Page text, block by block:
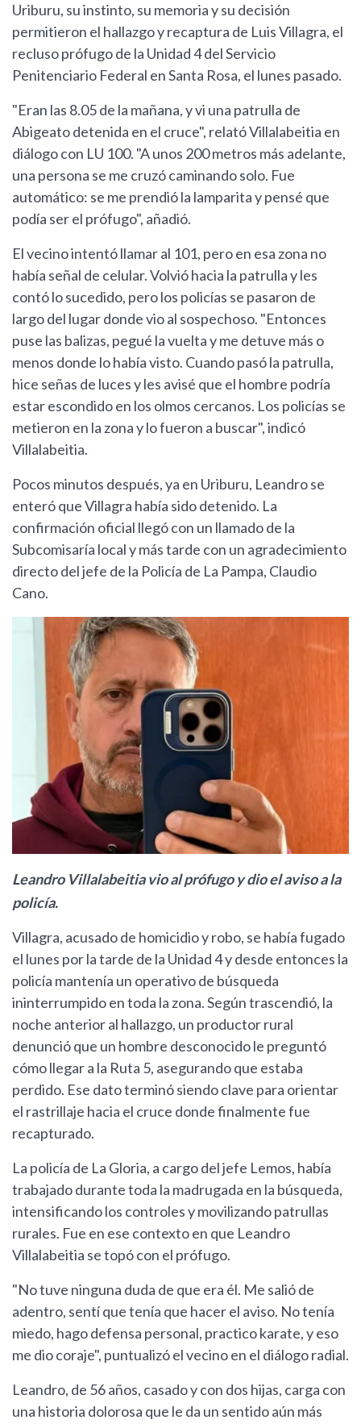
Uriburu, su instinto, su memoria y su decisión
permitieron el hallazgo y recaptura de Luis Villagra, el
recluso prófugo de la Unidad 4 del Servicio
Penitenciario Federal en Santa Rosa, el lunes pasado.
"Eran las 8.05 de la mañana, y vi una patrulla de
Abigeato detenida en el cruce", relató Villalabeitia en
diálogo con LU 100. "A unos 200 metros más adelante,
una persona se me cruzó caminando solo. Fue
automático: se me prendió la lamparita y pensé que
podía ser el prófugo", añadió.
El vecino intentó llamar al 101, pero en esa zona no
había señal de celular. Volvió hacia la patrulla y les
contó lo sucedido, pero los policías se pasaron de
largo del lugar donde vio al sospechoso. "Entonces
puse las balizas, pegué la vuelta y me detuve más o
menos donde lo había visto. Cuando pasó la patrulla,
hice señas de luces y les avisé que el hombre podría
estar escondido en los olmos cercanos. Los policías se
metieron en la zona y lo fueron a buscar", indicó
Villalabeitia.
Pocos minutos después, ya en Uriburu, Leandro se
enteró que Villagra había sido detenido. La
confirmación oficial llegó con un llamado de la
Subcomisaría local y más tarde con un agradecimiento
directo del jefe de la Policía de La Pampa, Claudio
Cano.
Leandro Villalabeitia vio al prófugo y dio el aviso a la
policía.
Villagra, acusado de homicidio y robo, se había fugado
el lunes por la tarde de la Unidad 4 y desde entonces la
policía mantenía un operativo de búsqueda
ininterrumpido en toda la zona. Según trascendió, la
noche anterior al hallazgo, un productor rural
denunció que un hombre desconocido le preguntó
cómo llegar a la Ruta 5, asegurando que estaba
perdido. Ese dato terminó siendo clave para orientar
el rastrillaje hacia el cruce donde finalmente fue
recapturado.
La policía de La Gloria, a cargo del jefe Lemos, había
trabajado durante toda la madrugada en la búsqueda,
intensificando los controles y movilizando patrullas
rurales. Fue en ese contexto en que Leandro
Villalabeitia se topó con el prófugo.
"No tuve ninguna duda de que era él. Me salió de
adentro, sentí que tenía que hacer el aviso. No tenía
miedo, hago defensa personal, practico karate, y eso
me dio coraje", puntualizó el vecino en el diálogo radial.
Leandro, de 56 años, casado y con dos hijas, carga con
una historia dolorosa que le da un sentido aún más